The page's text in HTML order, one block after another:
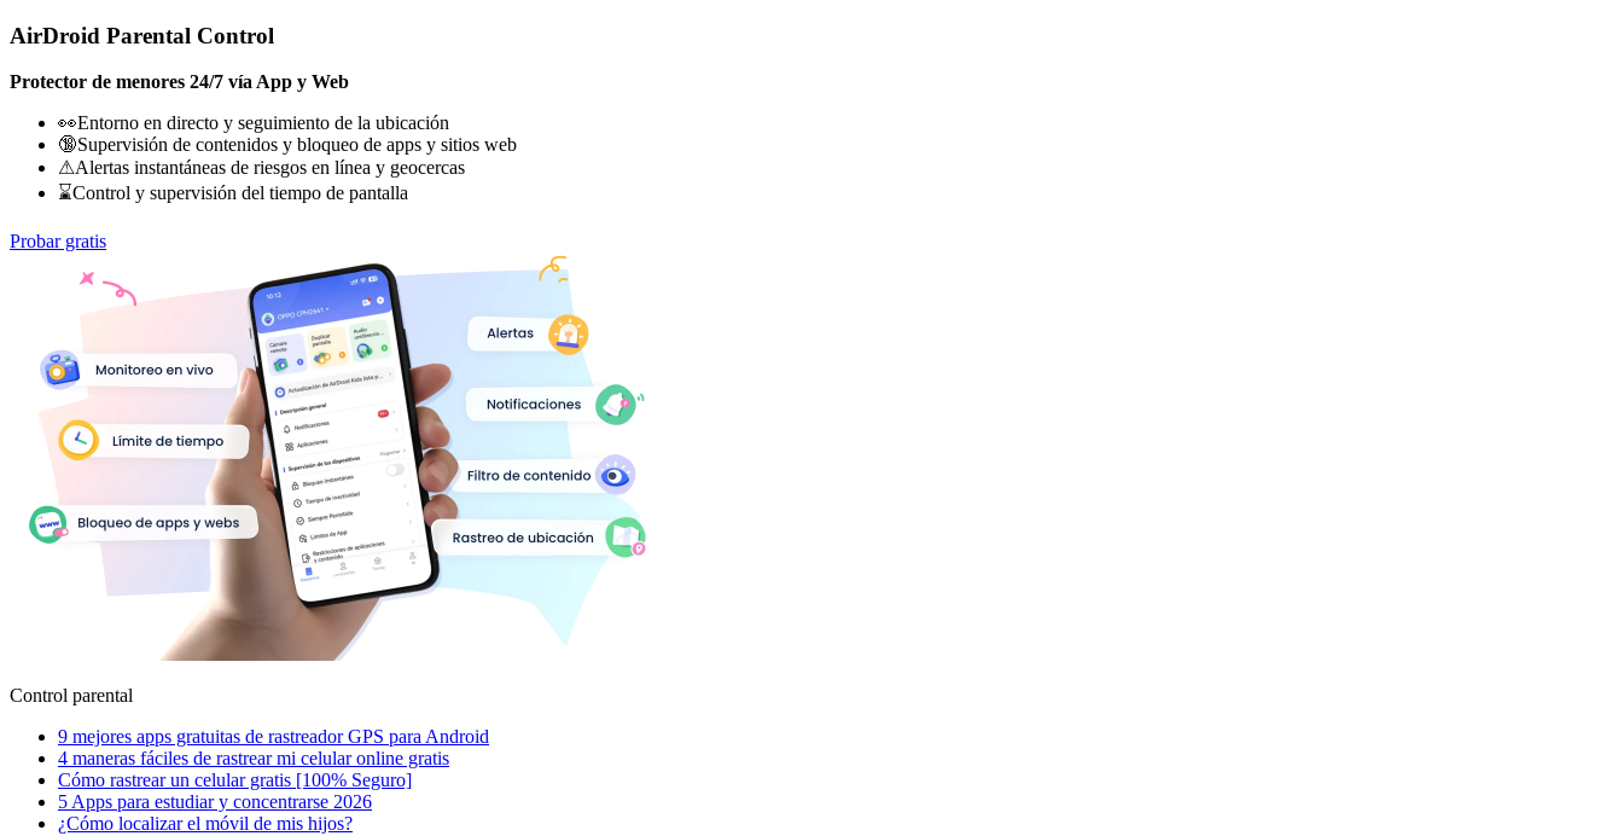
AirDroid Parental Control
Protector de menores 24/7 vía App y Web
👀Entorno en directo y seguimiento de la ubicación
🔞Supervisión de contenidos y bloqueo de apps y sitios web
⚠Alertas instantáneas de riesgos en línea y geocercas
⌛Control y supervisión del tiempo de pantalla
Probar gratis
Control parental
9 mejores apps gratuitas de rastreador GPS para Android
4 maneras fáciles de rastrear mi celular online gratis
Cómo rastrear un celular gratis [100% Seguro]
5 Apps para estudiar y concentrarse 2026
¿Cómo localizar el móvil de mis hijos?